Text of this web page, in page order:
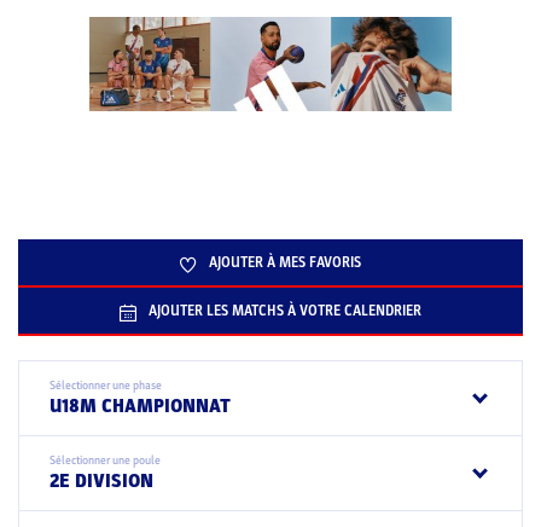
AJOUTER À MES FAVORIS
AJOUTER LES MATCHS À VOTRE CALENDRIER
Sélectionner une phase
U18M CHAMPIONNAT
Sélectionner une poule
2E DIVISION